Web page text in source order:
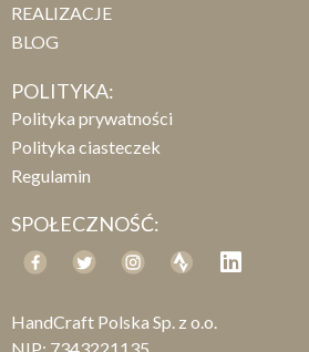
REALIZACJE
BLOG
POLITYKA:
Polityka prywatności
Polityka ciasteczek
Regulamin
SPOŁECZNOŚĆ:
HandCraft Polska Sp. z o.o.
NIP: 7343221135